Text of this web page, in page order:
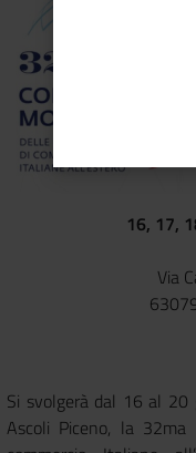
16, 17,
Via
Si svolgerà dal 16 al 20
Ascoli Piceno, la 32ma